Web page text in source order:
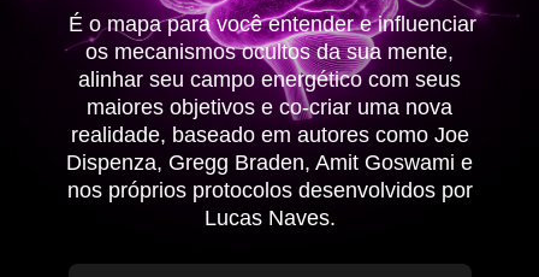
É o mapa para você entender e influenciar
os mecanismos ocultos da sua mente,
alinhar seu campo energético com seus
maiores objetivos e co-criar uma nova
realidade, baseado em autores como Joe
Dispenza, Gregg Braden, Amit Goswami e
nos próprios protocolos desenvolvidos por
Lucas Naves.